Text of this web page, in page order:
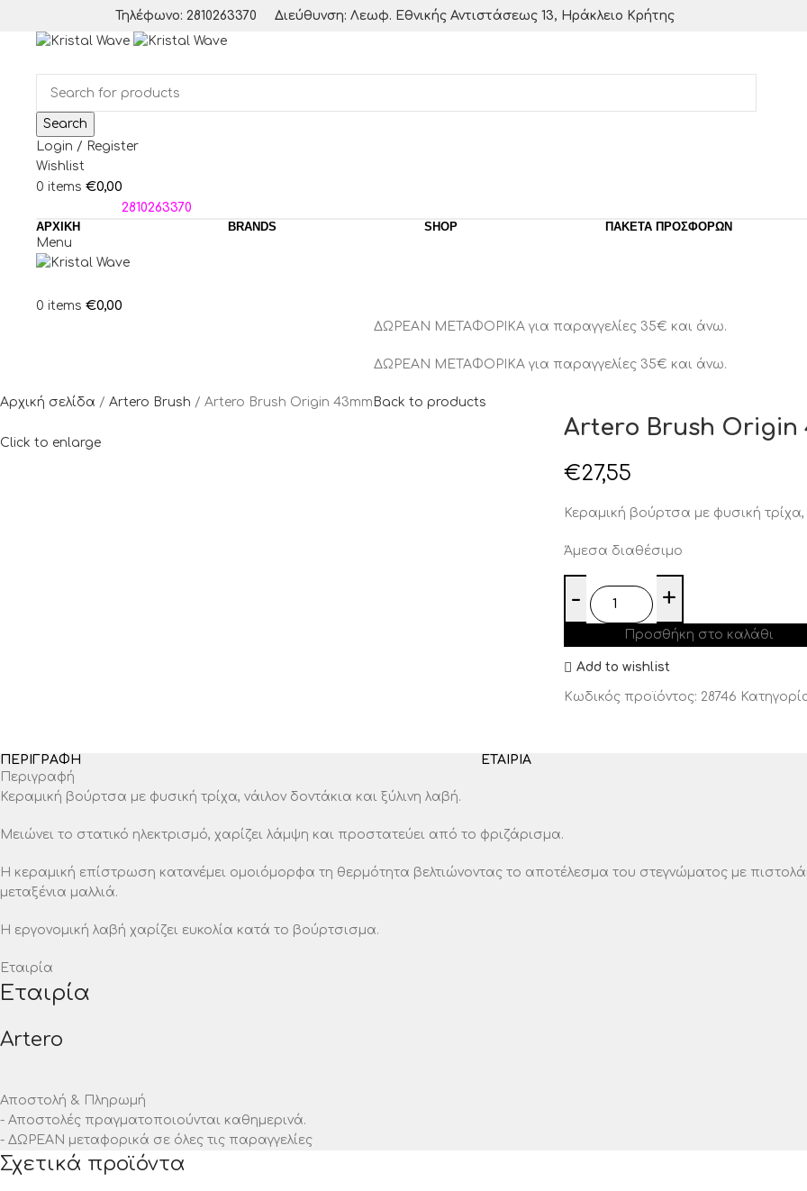
Τηλέφωνο: 2810263370 Διεύθυνση: Λεωφ. Εθνικής Αντιστάσεως 13, Ηράκλειο Κρήτης
Search
Login / Register
Wishlist
0 items €0,00
2810263370
ΑΡΧΙΚΗ
BRANDS SHOP ΠΑΚΈΤΑ ΠΡΟΣΦΟΡΏΝ
Menu
0 items €0,00
ΔΩΡΕΑΝ ΜΕΤΑΦΟΡΙΚΑ για παραγγελίες 35€ και άνω.
ΔΩΡΕΑΝ ΜΕΤΑΦΟΡΙΚΑ για παραγγελίες 35€ και άνω.
Αρχική σελίδα Artero Brush Artero Brush Origin 43mm Back to products
Click to enlarge
Artero Brush Origin
€27,55
Κεραμική βούρτσα με φυσική τρίχα,
Άμεσα διαθέσιμο
Προσθήκη στο καλάθι
Add to wishlist
Κωδικός προϊόντος: 28746
ΠΕΡΙΓΡΑΦΉ ΕΤΑΙΡΊΑ
Περιγραφή
Κεραμική βούρτσα με φυσική τρίχα, νάιλον δοντάκια και ξύλινη λαβή.
Μειώνει το στατικό ηλεκτρισμό, χαρίζει λάμψη και προστατεύει από το φριζάρισμα.
Η κεραμική επίστρωση κατανέμει ομοιόμορφα τη θερμότητα βελτιώνοντας το αποτέλεσμα του στεγνώματος με
μεταξένια μαλλιά.
Η εργονομική λαβή χαρίζει ευκολία κατά το βούρτσισμα.
Εταιρία
Εταιρία
Artero
Αποστολή & Πληρωμή
- Αποστολές πραγματοποιούνται καθημερινά.
- ΔΩΡΕΑΝ μεταφορικά σε όλες τις παραγγελίες
Σχετικά προϊόντα